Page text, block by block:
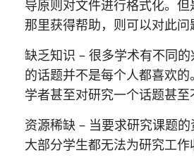
导原则对文件进行格式化。
那里获得帮助，则可以对此问
缺乏知识 – 很多学术有不同
的话题并不是每个人都喜欢的
学者甚至对研究一个话题甚至
资源稀缺 – 当要求研究课题的
大部分学生都无法为研究工作